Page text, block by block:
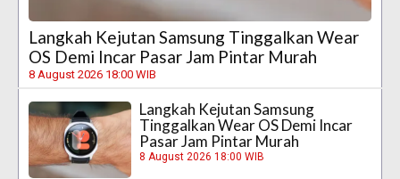
Langkah Kejutan Samsung Tinggalkan Wear
OS Demi Incar Pasar Jam Pintar Murah
8 August 2026 18:00 WIB
Langkah Kejutan Samsung
Tinggalkan Wear OS Demi Incar
Pasar Jam Pintar Murah
8 August 2026 18:00 WIB